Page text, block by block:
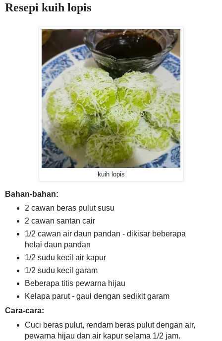
Resepi kuih lopis
kuih lopis
Bahan-bahan:
2 cawan beras pulut susu
2 cawan santan cair
1/2 cawan air daun pandan - dikisar beberapa
helai daun pandan
1/2 sudu kecil air kapur
1/2 sudu kecil garam
Beberapa titis pewarna hijau
Kelapa parut - gaul dengan sedikit garam
Cara-cara:
Cuci beras pulut, rendam beras pulut dengan air,
pewarna hijau dan air kapur selama 1/2 jam.